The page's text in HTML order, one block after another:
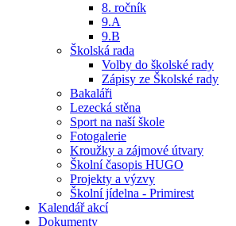
8. ročník
9.A
9.B
Školská rada
Volby do školské rady
Zápisy ze Školské rady
Bakaláři
Lezecká stěna
Sport na naší škole
Fotogalerie
Kroužky a zájmové útvary
Školní časopis HUGO
Projekty a výzvy
Školní jídelna - Primirest
Kalendář akcí
Dokumenty